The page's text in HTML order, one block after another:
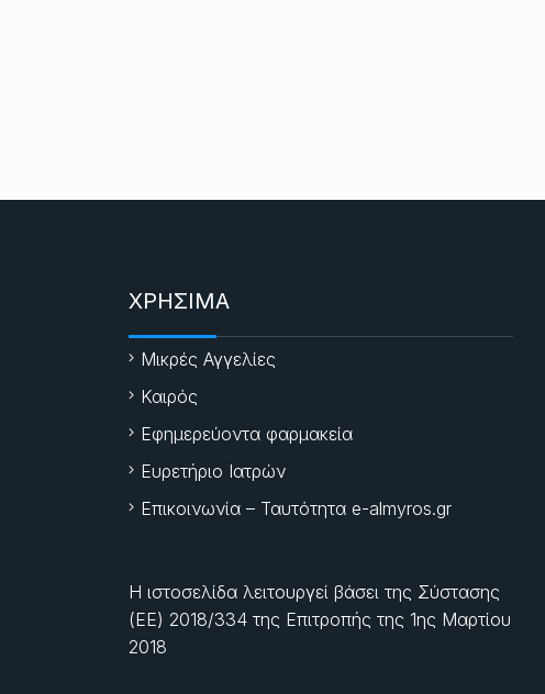
ΧΡΗΣΙΜΑ
Μικρές Αγγελίες
Καιρός
Εφημερεύοντα φαρμακεία
Ευρετήριο Ιατρών
Επικοινωνία – Ταυτότητα e-almyros.gr
Η ιστοσελίδα λειτουργεί βάσει της Σύστασης
(ΕΕ) 2018/334 της Επιτροπής της 1ης Μαρτίου
2018